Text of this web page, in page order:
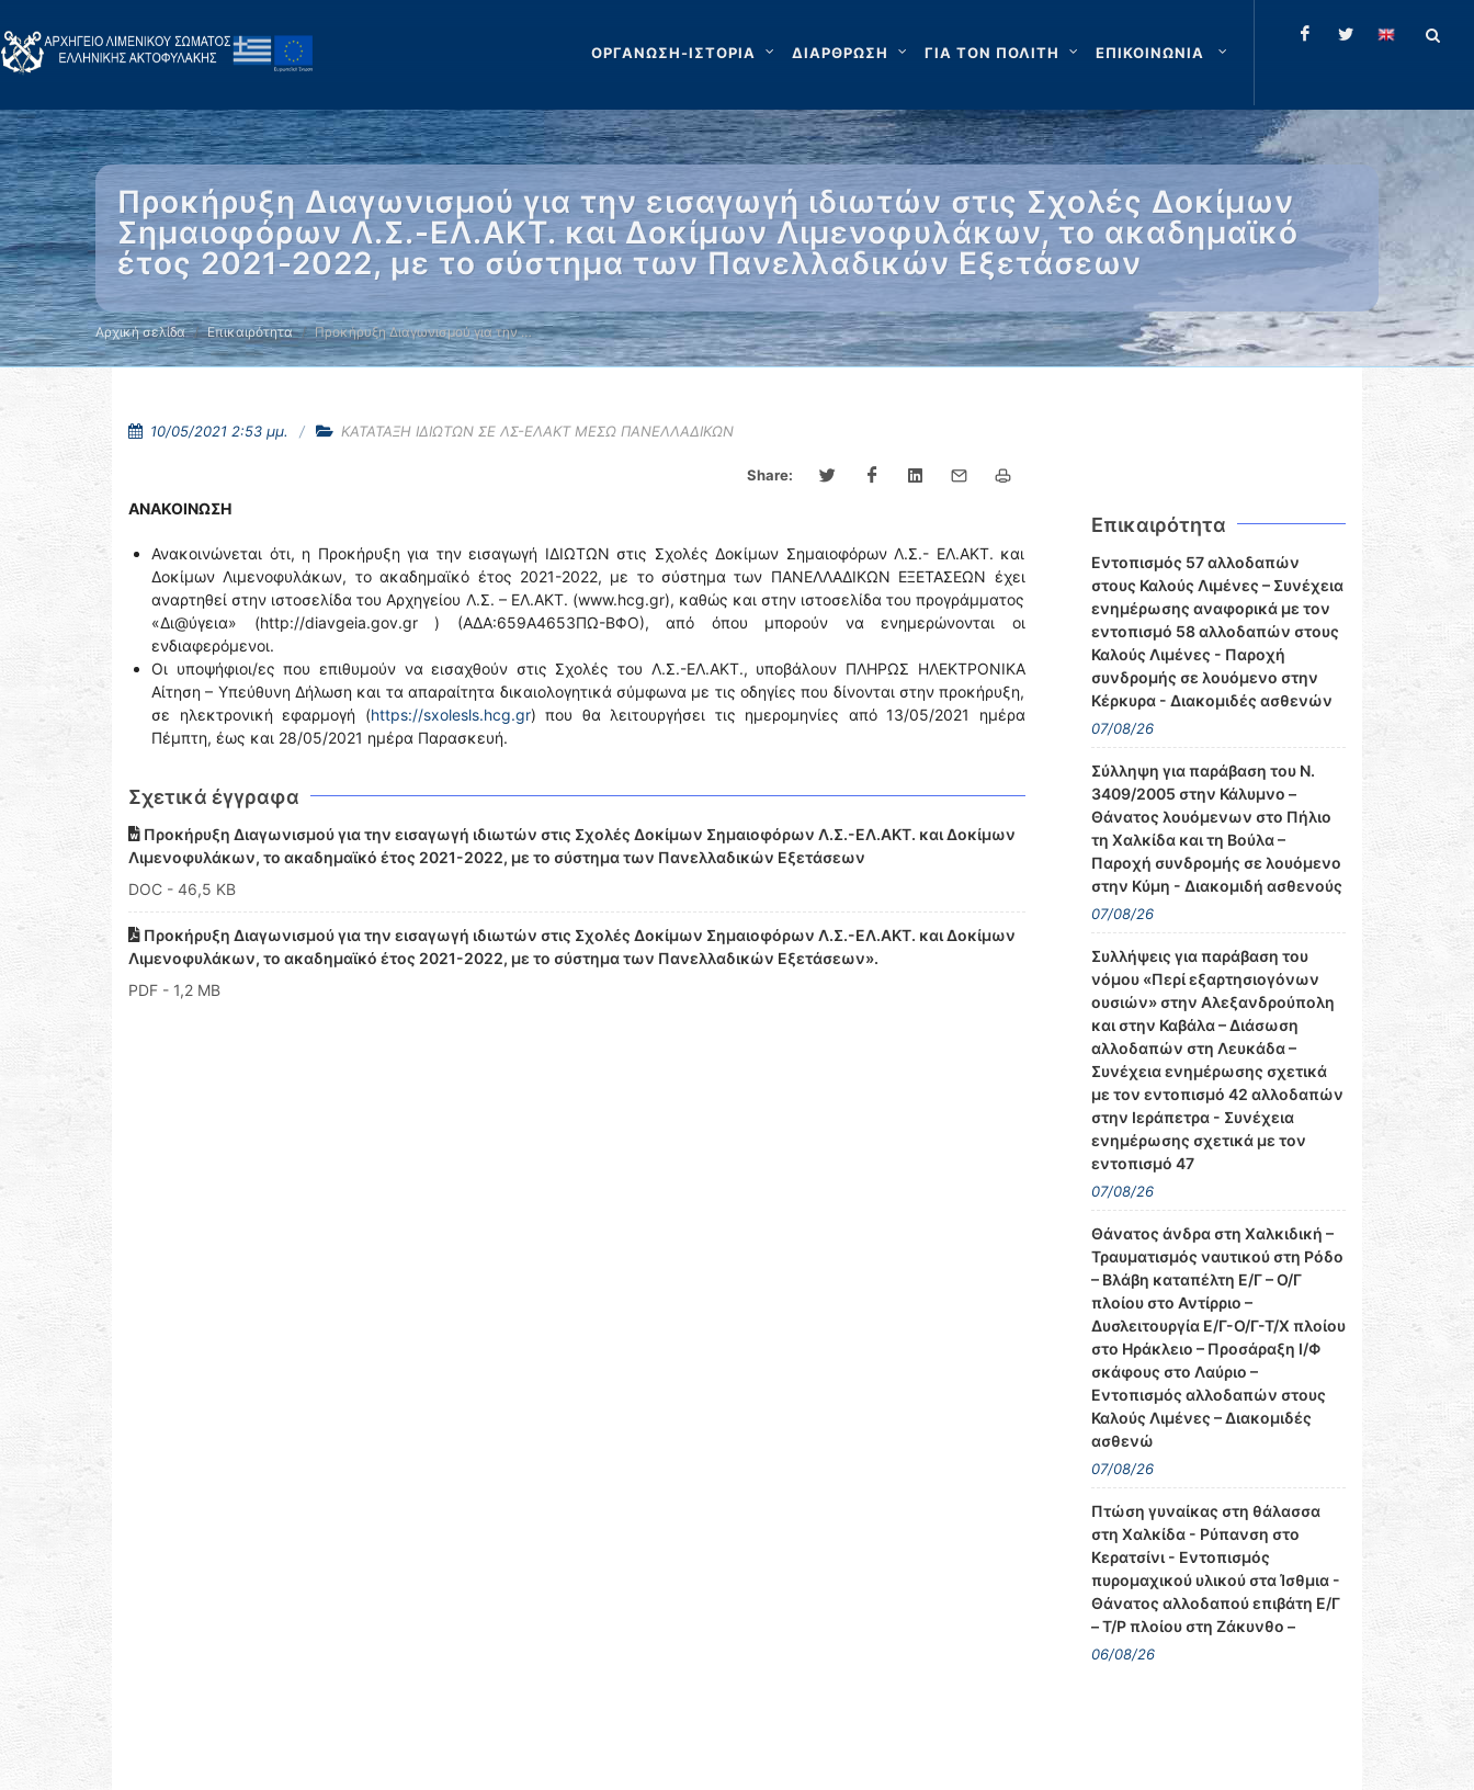
ΟΡΓΑΝΩΣΗ-ΙΣΤΟΡΙΑ ΔΙΑΡΘΡΩΣΗ ΓΙΑ ΤΟΝ ΠΟΛΙΤΗ ΕΠΙΚΟΙΝΩΝΙΑ
Προκήρυξη Διαγωνισμού για την εισαγωγή ιδιωτών στις Σχολές Δοκίμων
Σημαιοφόρων Λ.Σ.-ΕΛ.ΑΚΤ. και Δοκίμων Λιμενοφυλάκων, το ακαδημαϊκό
έτος 2021-2022, με το σύστημα των Πανελλαδικών Εξετάσεων
Αρχική σελίδα Επικαιρότητα Προκήρυξη Διαγωνισμού για την …
10/05/2021 2:53 μμ. ΚΑΤΑΤΑΞΗ ΙΔΙΩΤΩΝ ΣΕ ΛΣ-ΕΛΑΚΤ ΜΕΣΩ ΠΑΝΕΛΛΑΔΙΚΩΝ
Share:
ΑΝΑΚΟΙΝΩΣΗ
Ανακοινώνεται ότι, η Προκήρυξη για την εισαγωγή ΙΔΙΩΤΩΝ στις Σχολές Δοκίμων Σημαιοφόρων Λ.Σ.- ΕΛ.ΑΚΤ. και
Δοκίμων Λιμενοφυλάκων, το ακαδημαϊκό έτος 2021-2022, με το σύστημα των ΠΑΝΕΛΛΑΔΙΚΩΝ ΕΞΕΤΑΣΕΩΝ έχει
αναρτηθεί στην ιστοσελίδα του Αρχηγείου Λ.Σ. – ΕΛ.ΑΚΤ. (www.hcg.gr), καθώς και στην ιστοσελίδα του προγράμματος
«Δι@ύγεια» (http://diavgeia.gov.gr ) (ΑΔΑ:659Α4653ΠΩ-ΒΦΟ), από όπου μπορούν να ενημερώνονται οι
ενδιαφερόμενοι.
Οι υποψήφιοι/ες που επιθυμούν να εισαχθούν στις Σχολές του Λ.Σ.-ΕΛ.ΑΚΤ., υποβάλουν ΠΛΗΡΩΣ ΗΛΕΚΤΡΟΝΙΚΑ
Αίτηση – Υπεύθυνη Δήλωση και τα απαραίτητα δικαιολογητικά σύμφωνα με τις οδηγίες που δίνονται στην προκήρυξη,
σε ηλεκτρονική εφαρμογή (https://sxolesls.hcg.gr) που θα λειτουργήσει τις ημερομηνίες από 13/05/2021 ημέρα
Πέμπτη, έως και 28/05/2021 ημέρα Παρασκευή.
Σχετικά έγγραφα
Προκήρυξη Διαγωνισμού για την εισαγωγή ιδιωτών στις Σχολές Δοκίμων Σημαιοφόρων Λ.Σ.-ΕΛ.ΑΚΤ. και Δοκίμων
Λιμενοφυλάκων, το ακαδημαϊκό έτος 2021-2022, με το σύστημα των Πανελλαδικών Εξετάσεων
DOC - 46,5 KB
Προκήρυξη Διαγωνισμού για την εισαγωγή ιδιωτών στις Σχολές Δοκίμων Σημαιοφόρων Λ.Σ.-ΕΛ.ΑΚΤ. και Δοκίμων
Λιμενοφυλάκων, το ακαδημαϊκό έτος 2021-2022, με το σύστημα των Πανελλαδικών Εξετάσεων».
PDF - 1,2 MB
Επικαιρότητα
Εντοπισμός 57 αλλοδαπών
στους Καλούς Λιμένες – Συνέχεια
ενημέρωσης αναφορικά με τον
εντοπισμό 58 αλλοδαπών στους
Καλούς Λιμένες - Παροχή
συνδρομής σε λουόμενο στην
Κέρκυρα - Διακομιδές ασθενών
07/08/26
Σύλληψη για παράβαση του Ν.
3409/2005 στην Κάλυμνο –
Θάνατος λουόμενων στο Πήλιο
τη Χαλκίδα και τη Βούλα –
Παροχή συνδρομής σε λουόμενο
στην Κύμη - Διακομιδή ασθενούς
07/08/26
Συλλήψεις για παράβαση του
νόμου «Περί εξαρτησιογόνων
ουσιών» στην Αλεξανδρούπολη
και στην Καβάλα – Διάσωση
αλλοδαπών στη Λευκάδα –
Συνέχεια ενημέρωσης σχετικά
με τον εντοπισμό 42 αλλοδαπών
στην Ιεράπετρα - Συνέχεια
ενημέρωσης σχετικά με τον
εντοπισμό 47
07/08/26
Θάνατος άνδρα στη Χαλκιδική –
Τραυματισμός ναυτικού στη Ρόδο
– Βλάβη καταπέλτη Ε/Γ – Ο/Γ
πλοίου στο Αντίρριο –
Δυσλειτουργία Ε/Γ-Ο/Γ-Τ/Χ πλοίου
στο Ηράκλειο – Προσάραξη Ι/Φ
σκάφους στο Λαύριο –
Εντοπισμός αλλοδαπών στους
Καλούς Λιμένες – Διακομιδές
ασθενώ
07/08/26
Πτώση γυναίκας στη θάλασσα
στη Χαλκίδα - Ρύπανση στο
Κερατσίνι - Εντοπισμός
πυρομαχικού υλικού στα Ίσθμια -
Θάνατος αλλοδαπού επιβάτη Ε/Γ
– Τ/Ρ πλοίου στη Ζάκυνθο –
06/08/26